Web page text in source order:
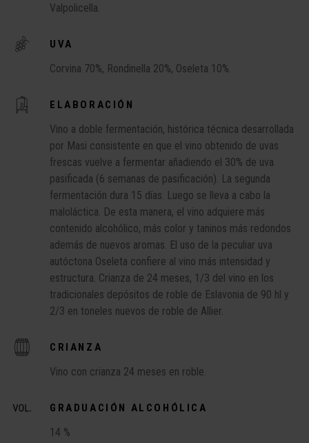
Valpolicella.
UVA
Corvina 70%, Rondinella 20%, Oseleta 10%.
ELABORACIÓN
Vino a doble fermentación, histórica técnica desarrollada
por Masi consistente en que el vino obtenido de uvas
frescas vuelve a fermentar añadiendo el 30% de uva
pasificada (6 semanas de pasificación). La segunda
fermentación dura 15 días. Luego se lleva a cabo la
maloláctica. De esta manera, el vino adquiere más
contenido alcohólico, más color y taninos más redondos
además de nuevos aromas. El uso de la peculiar uva
autóctona Oseleta confiere al vino más intensidad y
estructura. Crianza de 24 meses, 1/3 del vino en los
tradicionales depósitos de roble de Eslavonia de 90 hl y
2/3 en toneles nuevos de roble de Allier.
CRIANZA
Vino con crianza 24 meses en roble.
GRADUACIÓN ALCOHÓLICA
14 %